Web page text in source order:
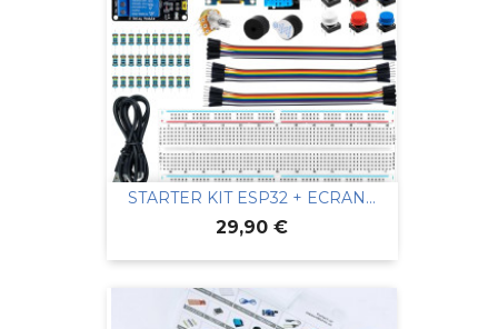
STARTER KIT ESP32 + ECRAN...
Prix
29,90 €